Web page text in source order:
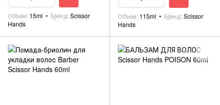
Объем 15ml Бренд Scissor
Hands
Объем 115ml Бренд Scissor
Hands